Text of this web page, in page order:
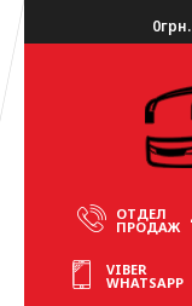
0грн.
ОТДЕЛ
ПРОДАЖ
VIBER
WHATSAPP